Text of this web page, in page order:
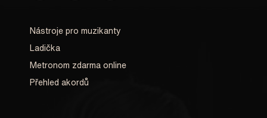
Nástroje pro muzikanty
Ladička
Metronom zdarma online
Přehled akordů